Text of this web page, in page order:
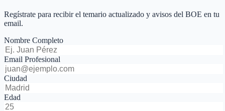
Regístrate para recibir el temario actualizado y avisos del BOE en tu
email.
Nombre Completo
Email Profesional
Ciudad
Edad